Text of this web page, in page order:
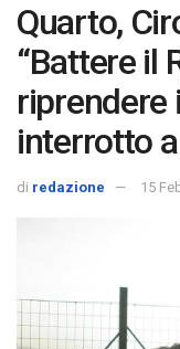
Quarto,
“Battere il
riprendere
interrotto
di redazione 15